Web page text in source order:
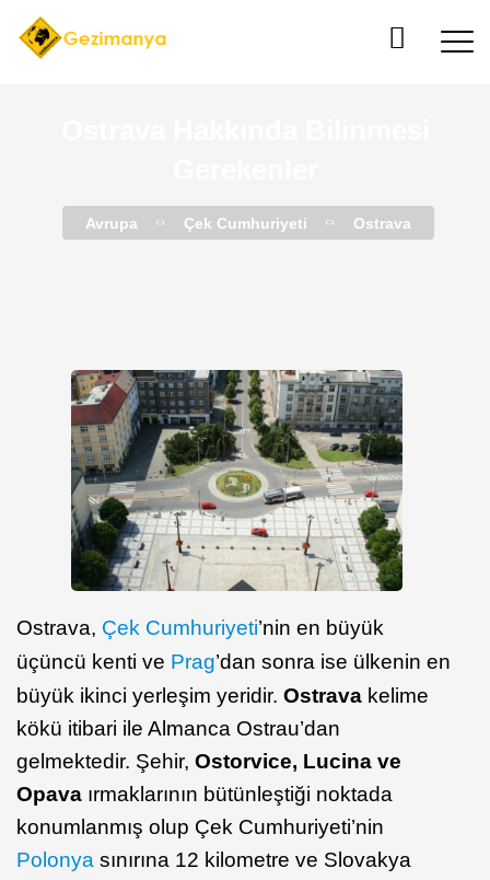
Avrupa Çek Cumhuriyeti Ostrava
Ostrava, Çek Cumhuriyeti’nin en büyük
üçüncü kenti ve Prag’dan sonra ise ülkenin en
büyük ikinci yerleşim yeridir. Ostrava kelime
kökü itibari ile Almanca Ostrau’dan
gelmektedir. Şehir, Ostorvice, Lucina ve
Opava ırmaklarının bütünleştiği noktada
konumlanmış olup Çek Cumhuriyeti’nin
Polonya sınırına 12 kilometre ve Slovakya